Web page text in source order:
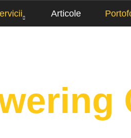
Articole